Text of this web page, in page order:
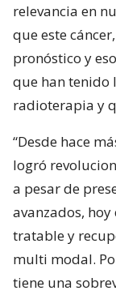
relevancia en
que este
pronóstico y
que han tenido
radioterapia y
“Desde hace
logró
a pesar de
avanzados,
tratable y
multi modal.
tiene una